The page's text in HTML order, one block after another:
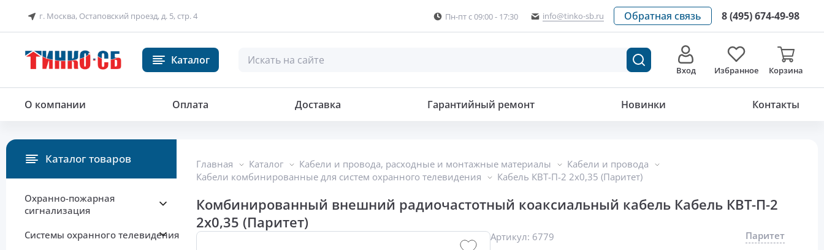
г. Москва, Остаповский проезд, д. 5, стр. 4 Пн-пт с 09:00 - 17:30 info@tinko-sb.ru Обратная связь 8 (495) 674-49-98
Каталог
Вход Избранное Корзина
О компании Оплата Доставка Гарантийный ремонт Новинки Контакты
Главная Каталог Кабели и провода, расходные и монтажные материалы
Кабели и провода
Кабели комбинированные для систем охранного телевидения
Кабель КВТ-П-2 2х0,35 (Паритет)
Комбинированный внешний радиочастотный коаксиальный кабель Кабель КВТ-П-2
2х0,35 (Паритет)
Артикул: 6779 Паритет
Каталог товаров
Охранно-пожарная
сигнализация
Системы охранного телевидения
45 800р./шт.